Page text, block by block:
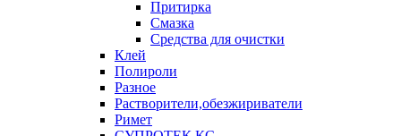
Притирка
Смазка
Средства для очистки
Клей
Полироли
Разное
Растворители,обезжириватели
Римет